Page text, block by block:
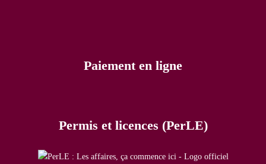
Paiement en ligne
Permis et licences (PerLE)